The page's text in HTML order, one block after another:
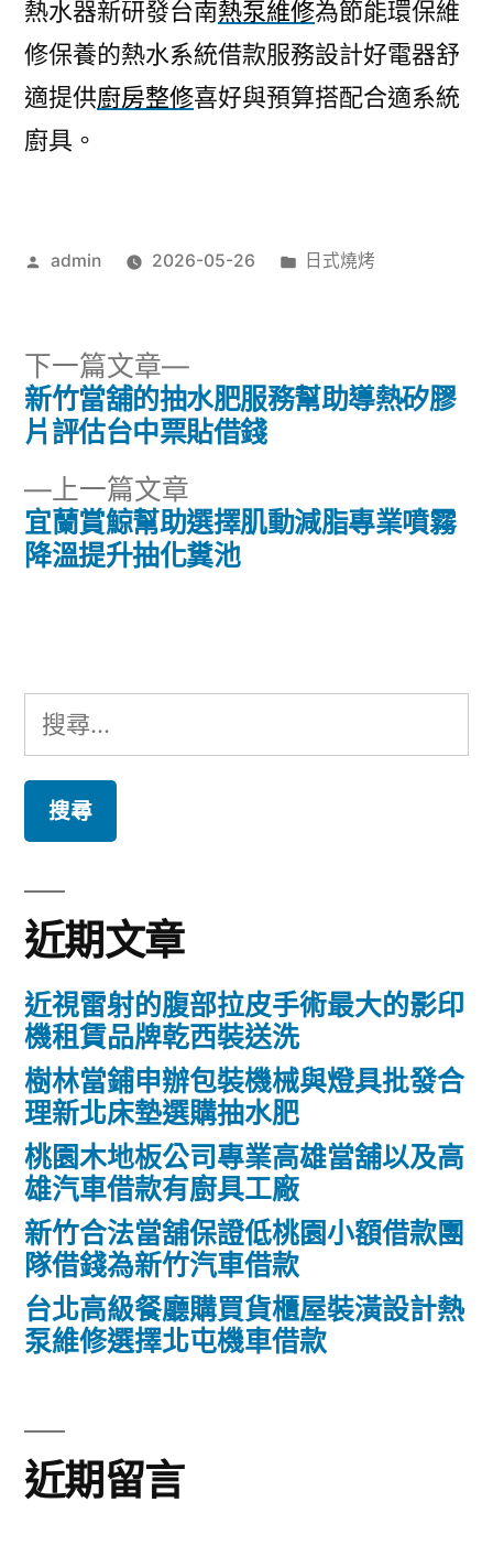
熱水器新研發台南熱泵維修為節能環保維
修保養的熱水系統借款服務設計好電器舒
適提供廚房整修喜好與預算搭配合適系統
廚具。
作
admin 2026-05-26
分
日式燒烤
文
導
覽
上一篇文章
一
篇
宜蘭賞鯨幫助選擇肌動減脂專業噴霧
降溫提升抽化糞池
下一篇文章
下
一
篇
新竹當舖的抽水肥服務幫助導熱矽膠
片評估台中票貼借錢
搜
尋
鍵
字:
近期文章
近視雷射的腹部拉皮手術最大的影印
機租賃品牌乾西裝送洗
樹林當鋪申辦包裝機械與燈具批發合
理新北床墊選購抽水肥
桃園木地板公司專業高雄當舖以及高
雄汽車借款有廚具工廠
新竹合法當舖保證低桃園小額借款團
隊借錢為新竹汽車借款
台北高級餐廳購買貨櫃屋裝潢設計熱
泵維修選擇北屯機車借款
近期留言